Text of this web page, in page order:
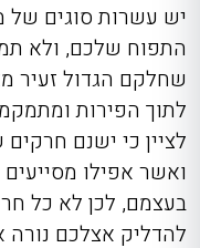
יש עשרות סוגים של
התפוח שלכם, ולא
שחלקם הגדול זעיר
לתוך הפירות
לציין כי ישנם
ואשר אפילו
בעצמם, לכן לא כל
להדליק אצלכם